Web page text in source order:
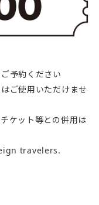
予約ください
ご使用いただけませ
ケット等との併用は
travelers.